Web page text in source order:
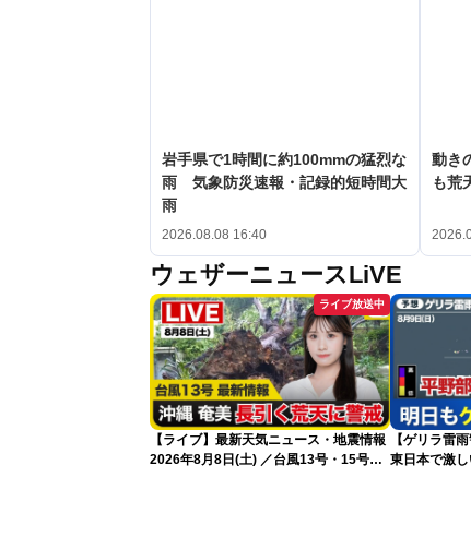
岩手県で1時間に約100mmの猛烈な
雨 気象防災速報・記録的短時間大
雨
2026.08.08 16:40
動き
も荒
ウェザーニュースLiVE
ライブ放送中
【ライブ】最新天気ニュース・地震情報
2026年8月8日(土) ／台風13号・15号
【ゲリラ雷
東日本で激